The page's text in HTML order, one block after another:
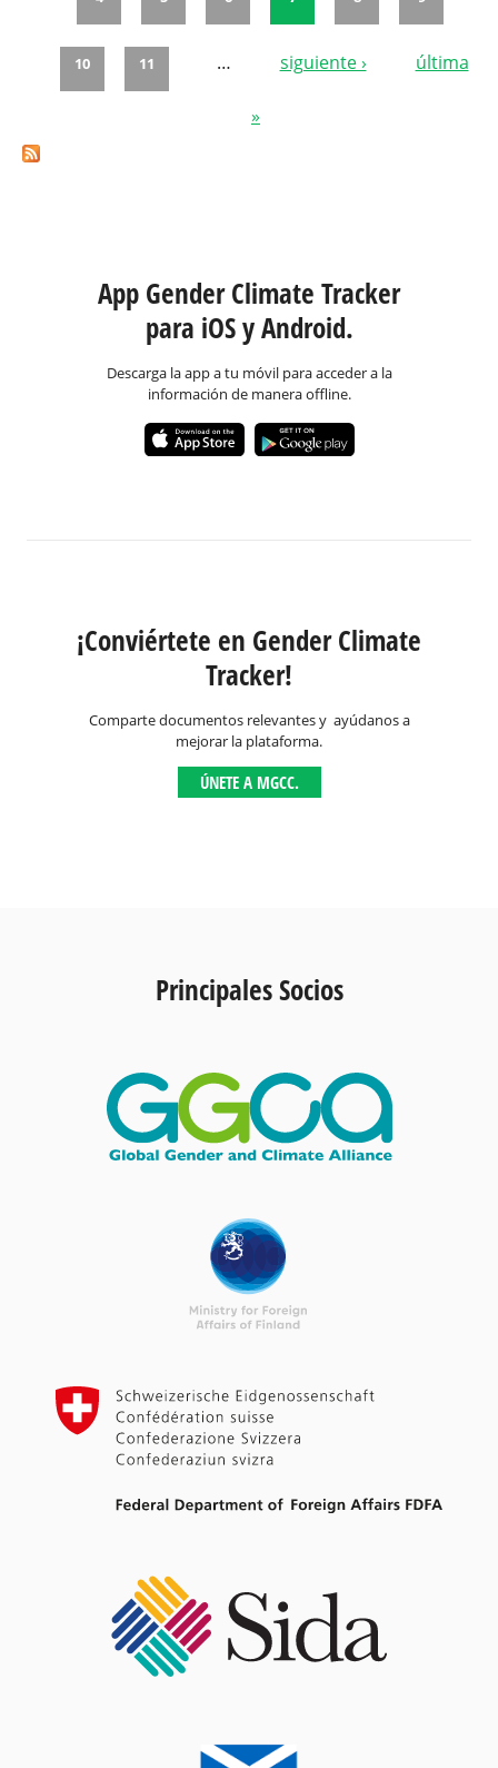
10 11 … siguiente › última
»
App Gender Climate Tracker
para iOS y Android.
Descarga la app a tu móvil para acceder a la
información de manera offline.
¡Conviértete en Gender Climate
Tracker!
Comparte documentos relevantes y ayúdanos a
mejorar la plataforma.
ÚNETE A MGCC.
Principales Socios